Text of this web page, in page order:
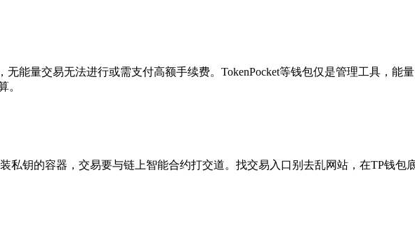
能量交易无法进行或需支付高额手续费。TokenPocket等钱包仅是管理工具，能
。
私钥的容器，交易要与链上智能合约打交道。找交易入口别去乱网站，在TP钱包